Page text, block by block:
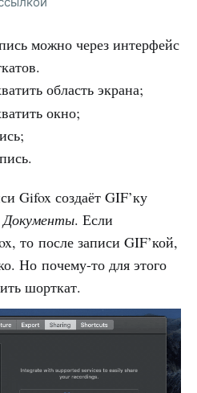
можно через интерфейс
область экрана;
окно;
Gifox создаёт GIF’ку
Документы. Если
то после записи GIF’кой,
Но почему-то для этого
шорткат.